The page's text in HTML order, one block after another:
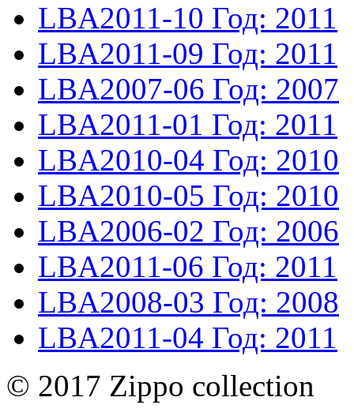
LBA2011-10 Год: 2011
LBA2011-09 Год: 2011
LBA2007-06 Год: 2007
LBA2011-01 Год: 2011
LBA2010-04 Год: 2010
LBA2010-05 Год: 2010
LBA2006-02 Год: 2006
LBA2011-06 Год: 2011
LBA2008-03 Год: 2008
LBA2011-04 Год: 2011
© 2017 Zippo collection